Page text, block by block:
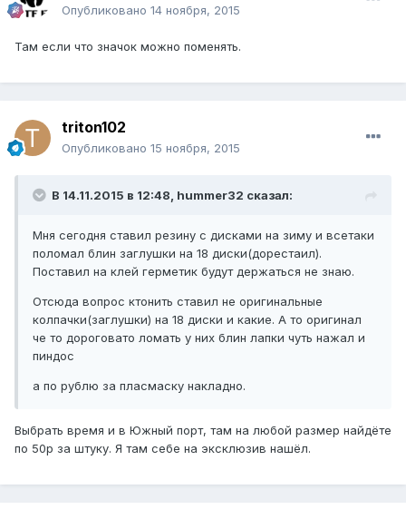
Опубликовано 14 ноября, 2015
Там если что значок можно поменять.
triton102
Опубликовано 15 ноября, 2015
В 14.11.2015 в 12:48, hummer32 сказал:
Мня сегодня ставил резину с дисками на зиму и всетаки
поломал блин заглушки на 18 диски(дорестаил).
Поставил на клей герметик будут держаться не знаю.
Отсюда вопрос ктонить ставил не оригинальные
колпачки(заглушки) на 18 диски и какие. А то оригинал
че то дороговато ломать у них блин лапки чуть нажал и
пиндос
а по рублю за пласмаску накладно.
Выбрать время и в Южный порт, там на любой размер найдёте
по 50р за штуку. Я там себе на эксклюзив нашёл.